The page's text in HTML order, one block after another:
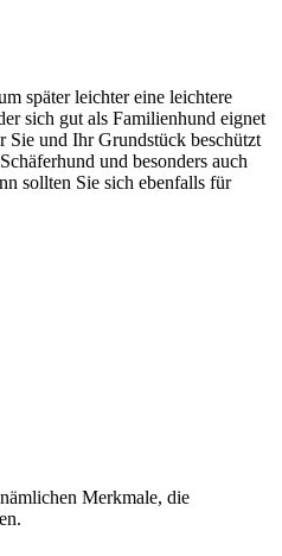
später leichter eine leichtere
sich gut als Familienhund eignet
Sie und Ihr Grundstück beschützt
und besonders auch
sollten Sie sich ebenfalls für
Merkmale, die